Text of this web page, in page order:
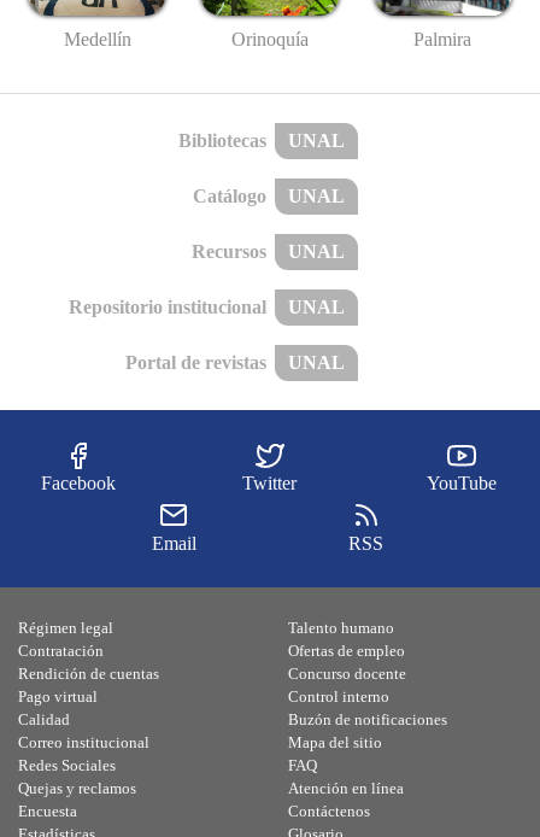
Medellín Orinoquía Palmira
Bibliotecas UNAL
Catálogo UNAL
Recursos UNAL
Repositorio institucional UNAL
Portal de revistas UNAL
Facebook Twitter YouTube
Email RSS
Régimen legal
Contratación
Rendición de cuentas
Pago virtual
Calidad
Talento humano
Ofertas de empleo
Concurso docente
Control interno
Buzón de notificaciones
Correo institucional
Redes Sociales
Quejas y reclamos
Encuesta
Mapa del sitio
FAQ
Atención en línea
Contáctenos